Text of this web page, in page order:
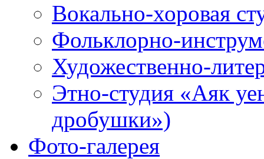
Вокально-хоровая
Фольклорно-
Художественно-
Этно-студия «Аяк
дробушки»)
Фото-галерея